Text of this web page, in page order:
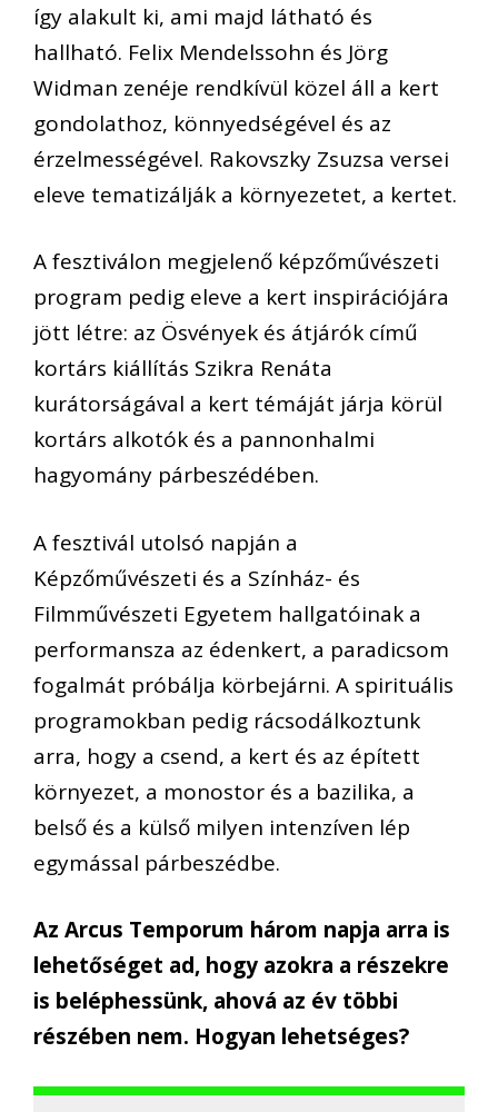
így alakult ki, ami majd látható és
hallható. Felix Mendelssohn és Jörg
Widman zenéje rendkívül közel áll a kert
gondolathoz, könnyedségével és az
érzelmességével. Rakovszky Zsuzsa versei
eleve tematizálják a környezetet, a kertet.
A fesztiválon megjelenő képzőművészeti
program pedig eleve a kert inspirációjára
jött létre: az Ösvények és átjárók című
kortárs kiállítás Szikra Renáta
kurátorságával a kert témáját járja körül
kortárs alkotók és a pannonhalmi
hagyomány párbeszédében.
A fesztivál utolsó napján a
Képzőművészeti és a Színház- és
Filmművészeti Egyetem hallgatóinak a
performansza az édenkert, a paradicsom
fogalmát próbálja körbejárni. A spirituális
programokban pedig rácsodálkoztunk
arra, hogy a csend, a kert és az épített
környezet, a monostor és a bazilika, a
belső és a külső milyen intenzíven lép
egymással párbeszédbe.
Az Arcus Temporum három napja arra is
lehetőséget ad, hogy azokra a részekre
is beléphessünk, ahová az év többi
részében nem. Hogyan lehetséges?